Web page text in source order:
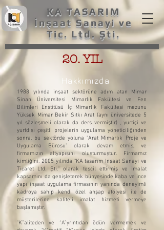
KA TASARIM
İnşaat Sanayi ve
Tic. Ltd. Şti.
20. YIL
Hakkımızda
1988 yılında inşaat sektörüne adım atan Mimar
Sinan Üniversitesi Mimarlık Fakültesi ve Fen
Bilimleri Enstitüsü İç Mimarlık Fakültesi mezunu
Yüksek Mimar Bekir Sıtkı Arat (aynı üniversitede 5
yıl sözleşmeli olarak da ders vermiştir) , yurtiçi ve
yurtdışı çeşitli projelerin uygulama yöneticiliğınden
sonra, bu sektörde yoluna "Arat Mimarlık Proje ve
Uygulama Bürosu" olarak devam etmiş, ve
firmamızın altyapısını oluşturmuştur. Firmamız
kimliğini, 2005 yılında "KA tasarım Inşaat Sanayi ve
Ticaret Ltd. Şti." olarak tescil ettirmiş ve imalat
kapsamını da genişleterek bünyesinde kaba ve ince
yapı inşaat uygulama firmasının yanında deneyimli
kadroya sahip kendi özel ahşap atölyesi ile de
müşterilerine kaliteli imalat hizmeti vermeye
başlamıştır.
"K”aliteden ve “A”yrıntıdan ödün vermemek ve